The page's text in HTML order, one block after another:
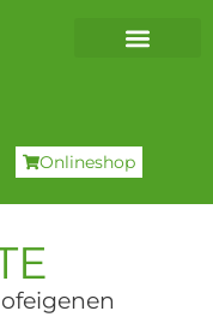
Onlineshop